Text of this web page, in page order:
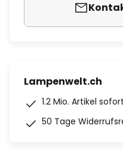
Lampenwelt.ch
1.2 Mio. Artikel
50 Tage